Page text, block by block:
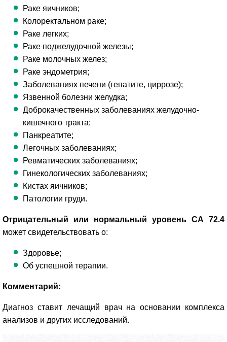
Раке яичников;
Колоректальном раке;
Раке легких;
Раке поджелудочной железы;
Раке молочных желез;
Раке эндометрия;
Заболеваниях печени (гепатите, циррозе);
Язвенной болезни желудка;
Доброкачественных заболеваниях желудочно-
кишечного тракта;
Панкреатите;
Легочных заболеваниях;
Ревматических заболеваниях;
Гинекологических заболеваниях;
Кистах яичников;
Патологии груди.
Отрицательный или нормальный уровень СА 72.4
может свидетельствовать о:
Здоровье;
Об успешной терапии.
Комментарий:
Диагноз ставит лечащий врач на основании комплекса
анализов и других исследований.